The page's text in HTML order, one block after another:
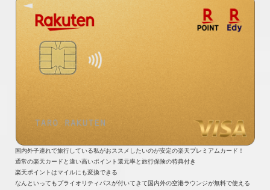
国内外子連れで旅行している私がおススメしたいのが安定の楽天プレミアムカード！
通常の楽天カードと違い高いポイント還元率と旅行保険の特典付き
楽天ポイントはマイルにも変換できる
なんといってもプライオリティパスが付いてきて国内外の空港ラウンジが無料で使える